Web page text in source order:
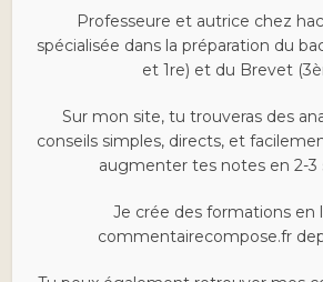
Professeure et autrice chez
spécialisée dans la préparation du
et 1re) et du Brevet
Sur mon site, tu trouveras des
conseils simples, directs, et
augmenter tes notes en 2-3
Je crée des formations en
commentairecompose.fr